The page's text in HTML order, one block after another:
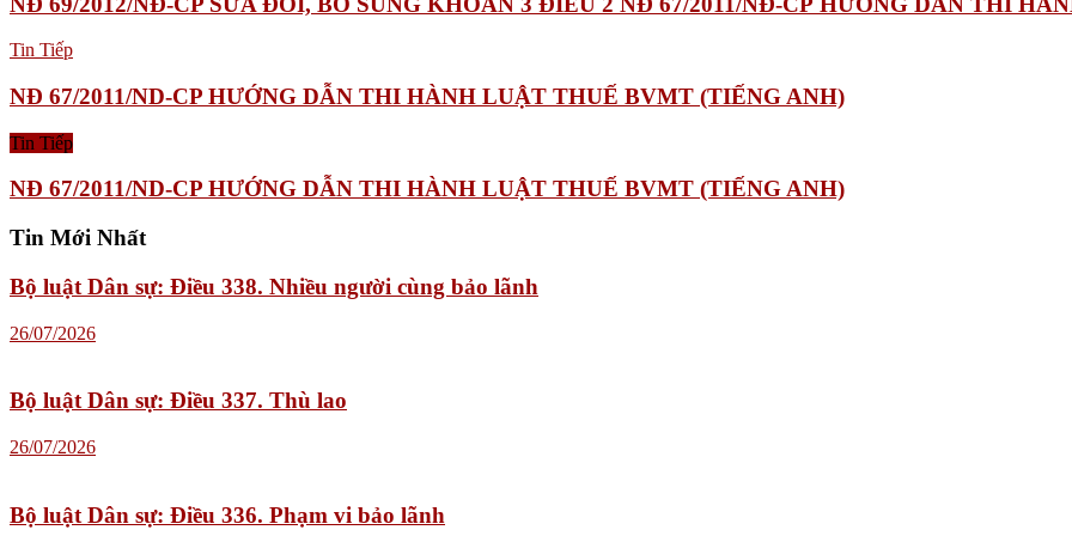
Tin Tiếp
NĐ 67/2011/ND-CP HƯỚNG DẪN THI HÀNH LUẬT THUẾ BVMT (TIẾNG ANH)
Tin Tiếp
NĐ 67/2011/ND-CP HƯỚNG DẪN THI HÀNH LUẬT THUẾ BVMT (TIẾNG ANH)
Tin Mới Nhất
Bộ luật Dân sự: Điều 338. Nhiều người cùng bảo lãnh
26/07/2026
Bộ luật Dân sự: Điều 337. Thù lao
26/07/2026
Bộ luật Dân sự: Điều 336. Phạm vi bảo lãnh